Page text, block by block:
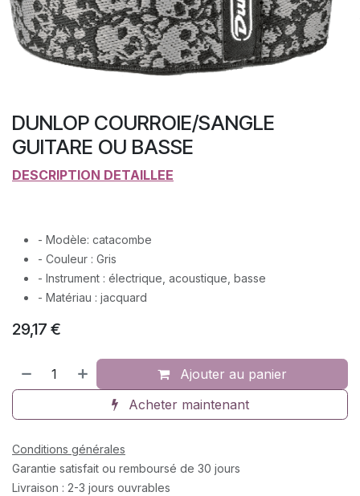
DUNLOP COURROIE/SANGLE
GUITARE OU BASSE
​DESCRIPTION DETAILLEE
- Modèle: catacombe
- Couleur : Gris
- Instrument : électrique, acoustique, basse
- Matériau : jacquard
29,17 €
Ajouter au panier
Acheter maintenant
Conditions générales
Garantie satisfait ou remboursé de 30 jours
Livraison : 2-3 jours ouvrables